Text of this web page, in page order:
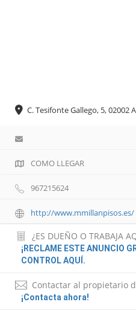
C. Tesifonte Gallego, 5, 02002
COMO LLEGAR
967215624
http://www.mmillanpisos.es/
¿ES DUEÑO O TRABAJA
¡RECLAME ESTE ANUNCIO
CONTROL AQUÍ.
Contactar al propietario
¡Contacta ahora!